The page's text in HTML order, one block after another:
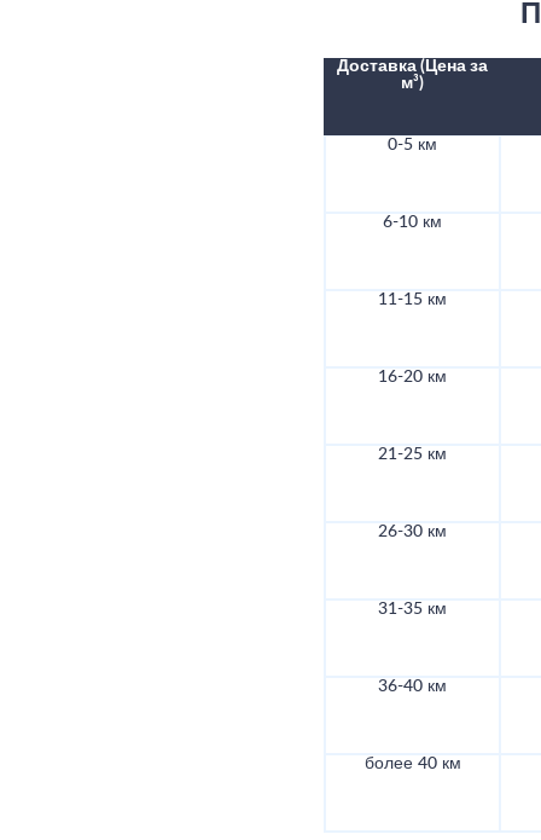
Доставка (Цена за
м³)
0-5 км
6-10 км
11-15 км
16-20 км
21-25 км
26-30 км
31-35 км
36-40 км
более 40 км